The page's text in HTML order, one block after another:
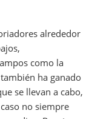
alrededor
como la
ha ganado
se llevan a cabo,
no siempre